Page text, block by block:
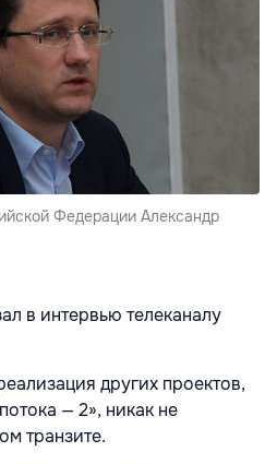
Федерации Александр
в интервью телеканалу
других проектов,
— 2», никак не
транзите.